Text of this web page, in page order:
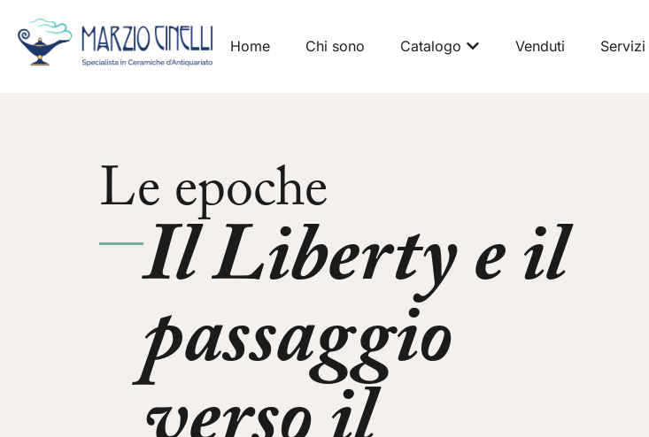
Home Chi sono Catalogo Venduti Servizi
Le epoche
Il Liberty e il
passaggio